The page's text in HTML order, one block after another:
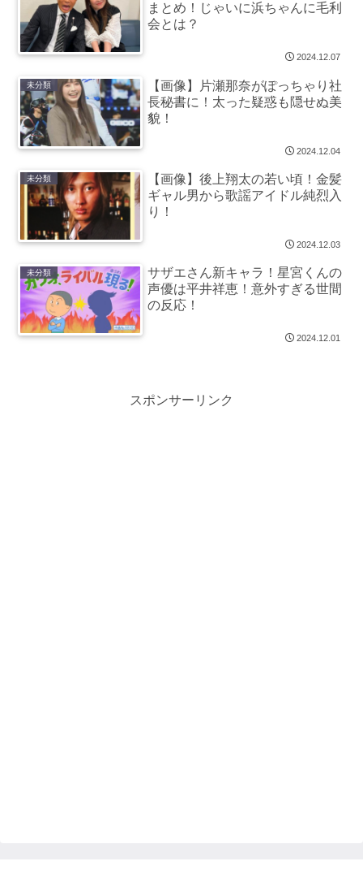
まとめ！じゃいに浜ちゃんに毛利
会とは？
2024.12.07
未分類
【画像】片瀬那奈がぽっちゃり社
長秘書に！太った疑惑も隠せぬ美
貌！
2024.12.04
未分類
【画像】後上翔太の若い頃！金髪
ギャル男から歌謡アイドル純烈入
り！
2024.12.03
未分類
サザエさん新キャラ！星宮くんの
声優は平井祥恵！意外すぎる世間
の反応！
2024.12.01
スポンサーリンク